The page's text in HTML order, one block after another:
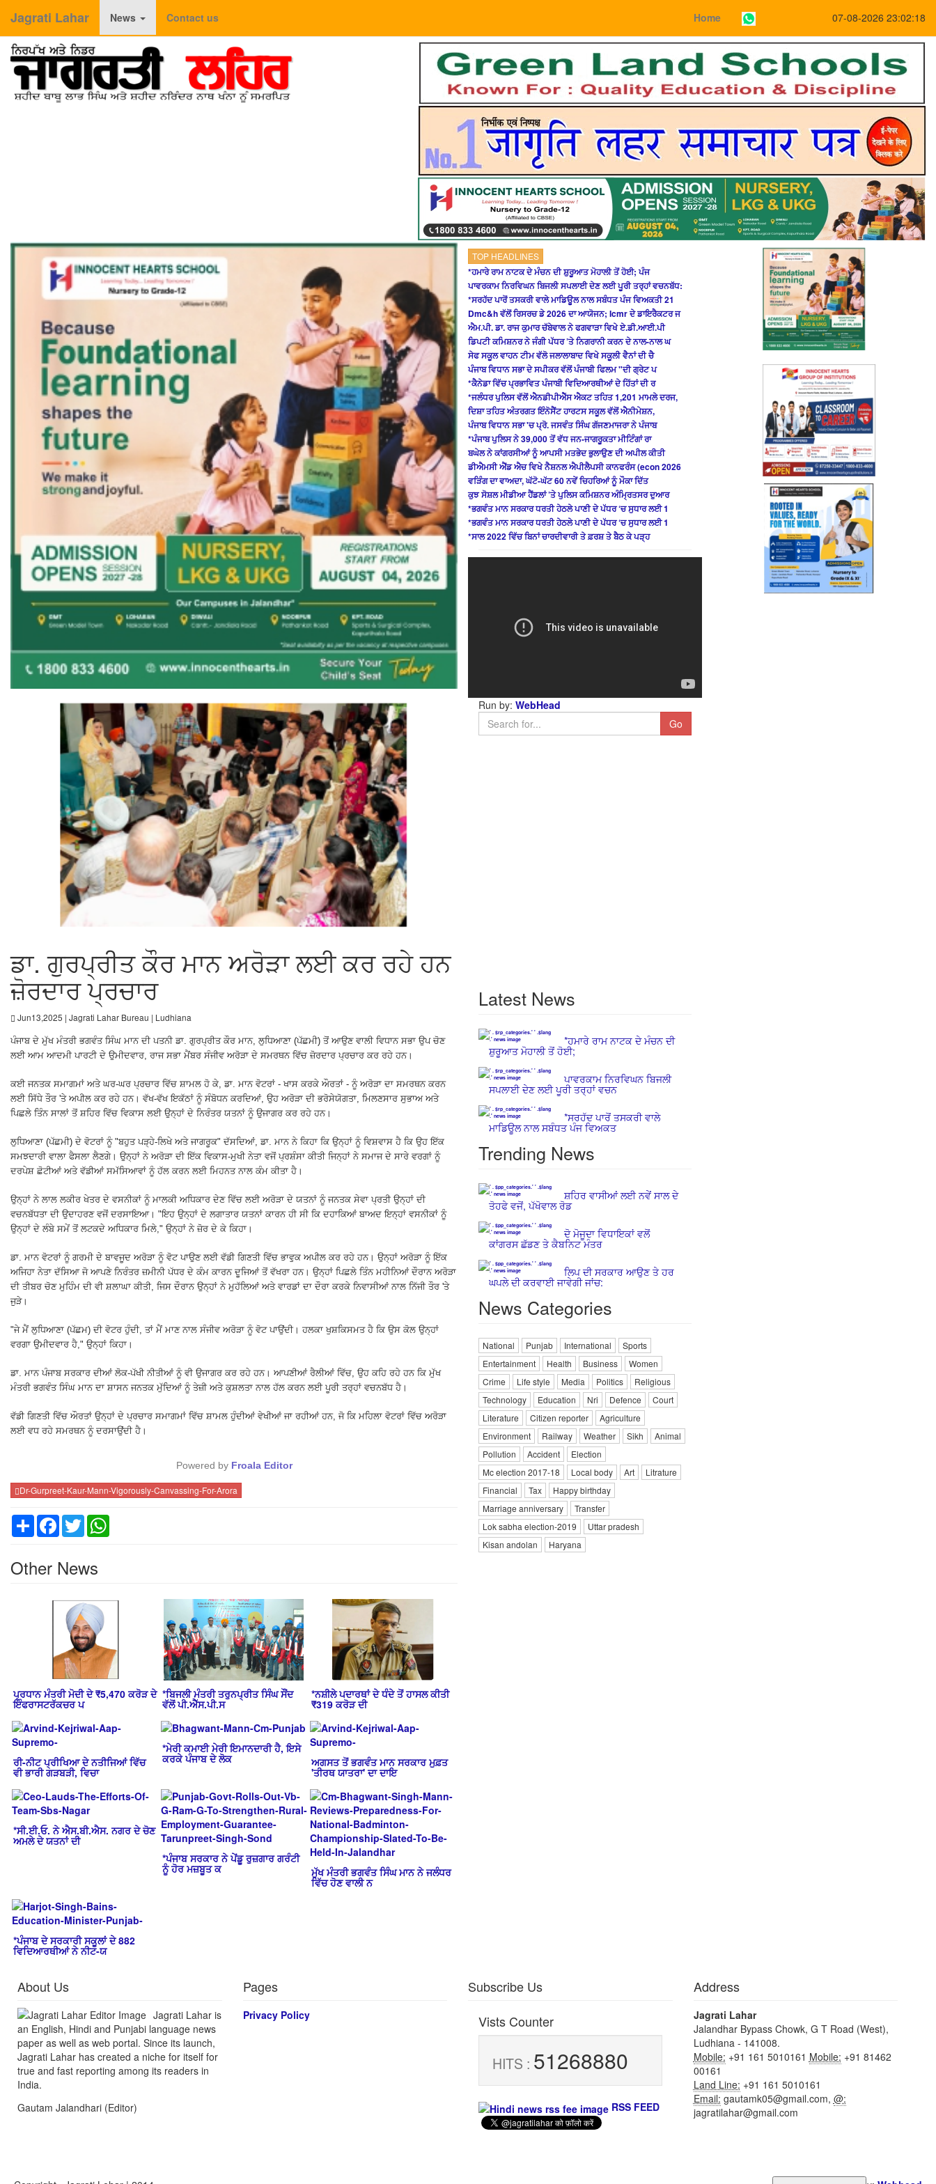
Jagrati Lahar News Contact us Home 07-08-2026 23:02:18
ਡਾ. ਗੁਰਪ੍ਰੀਤ ਕੌਰ ਮਾਨ ਅਰੋੜਾ ਲਈ ਕਰ ਰਹੇ ਹਨ
ਜ਼ੋਰਦਾਰ ਪ੍ਰਚਾਰ
Jun13,2025 | Jagrati Lahar Bureau | Ludhiana
ਪੰਜਾਬ ਦੇ ਮੁੱਖ ਮੰਤਰੀ ਭਗਵੰਤ ਸਿੰਘ ਮਾਨ ਦੀ ਪਤਨੀ ਡਾ. ਗੁਰਪ੍ਰੀਤ ਕੌਰ ਮਾਨ, ਲੁਧਿਆਣਾ (ਪੱਛਮੀ) ਤੋਂ ਆਉਣ ਵਾਲੀ ਵਿਧਾਨ ਸਭਾ ਉਪ ਚੋਣ
ਲਈ ਆਮ ਆਦਮੀ ਪਾਰਟੀ ਦੇ ਉਮੀਦਵਾਰ, ਰਾਜ ਸਭਾ ਮੈਂਬਰ ਸੰਜੀਵ ਅਰੋੜਾ ਦੇ ਸਮਰਥਨ ਵਿੱਚ ਜ਼ੋਰਦਾਰ ਪ੍ਰਚਾਰ ਕਰ ਰਹੇ ਹਨ।
ਕਈ ਜਨਤਕ ਸਮਾਗਮਾਂ ਅਤੇ ਘਰ-ਘਰ ਪ੍ਰਚਾਰ ਵਿੱਚ ਸ਼ਾਮਲ ਹੋ ਕੇ, ਡਾ. ਮਾਨ ਵੋਟਰਾਂ - ਖਾਸ ਕਰਕੇ ਔਰਤਾਂ - ਨੂੰ ਅਰੋੜਾ ਦਾ ਸਮਰਥਨ ਕਰਨ
ਲਈ ਸਿੱਧੇ ਤੌਰ 'ਤੇ ਅਪੀਲ ਕਰ ਰਹੇ ਹਨ। ਵੱਖ-ਵੱਖ ਇਕੱਠਾਂ ਨੂੰ ਸੰਬੋਧਨ ਕਰਦਿਆਂ, ਉਹ ਅਰੋੜਾ ਦੀ ਭਰੋਸੇਯੋਗਤਾ, ਮਿਲਣਸਾਰ ਸੁਭਾਅ ਅਤੇ
ਪਿਛਲੇ ਤਿੰਨ ਸਾਲਾਂ ਤੋਂ ਸ਼ਹਿਰ ਵਿੱਚ ਵਿਕਾਸ ਲਈ ਉਨ੍ਹਾਂ ਦੇ ਨਿਰੰਤਰ ਯਤਨਾਂ ਨੂੰ ਉਜਾਗਰ ਕਰ ਰਹੇ ਹਨ।
ਲੁਧਿਆਣਾ (ਪੱਛਮੀ) ਦੇ ਵੋਟਰਾਂ ਨੂੰ "ਬਹੁਤ ਪੜ੍ਹੇ-ਲਿਖੇ ਅਤੇ ਜਾਗਰੂਕ" ਦੱਸਦਿਆਂ, ਡਾ. ਮਾਨ ਨੇ ਕਿਹਾ ਕਿ ਉਨ੍ਹਾਂ ਨੂੰ ਵਿਸ਼ਵਾਸ ਹੈ ਕਿ ਉਹ ਇੱਕ
ਸਮਝਦਾਰੀ ਵਾਲਾ ਫੈਸਲਾ ਲੈਣਗੇ। ਉਨ੍ਹਾਂ ਨੇ ਅਰੋੜਾ ਦੀ ਇੱਕ ਵਿਕਾਸ-ਮੁਖੀ ਨੇਤਾ ਵਜੋਂ ਪ੍ਰਸ਼ੰਸਾ ਕੀਤੀ ਜਿਨ੍ਹਾਂ ਨੇ ਸਮਾਜ ਦੇ ਸਾਰੇ ਵਰਗਾਂ ਨੂੰ
ਦਰਪੇਸ਼ ਛੋਟੀਆਂ ਅਤੇ ਵੱਡੀਆਂ ਸਮੱਸਿਆਵਾਂ ਨੂੰ ਹੱਲ ਕਰਨ ਲਈ ਮਿਹਨਤ ਨਾਲ ਕੰਮ ਕੀਤਾ ਹੈ।
ਉਨ੍ਹਾਂ ਨੇ ਲਾਲ ਲਕੀਰ ਖੇਤਰ ਦੇ ਵਸਨੀਕਾਂ ਨੂੰ ਮਾਲਕੀ ਅਧਿਕਾਰ ਦੇਣ ਵਿੱਚ ਲਈ ਅਰੋੜਾ ਦੇ ਯਤਨਾਂ ਨੂੰ ਜਨਤਕ ਸੇਵਾ ਪ੍ਰਤੀ ਉਨ੍ਹਾਂ ਦੀ
ਵਚਨਬੱਧਤਾ ਦੀ ਉਦਾਹਰਣ ਵਜੋਂ ਦਰਸਾਇਆ। "ਇਹ ਉਨ੍ਹਾਂ ਦੇ ਲਗਾਤਾਰ ਯਤਨਾਂ ਕਾਰਨ ਹੀ ਸੀ ਕਿ ਦਹਾਕਿਆਂ ਬਾਅਦ ਇਨ੍ਹਾਂ ਵਸਨੀਕਾਂ ਨੂੰ
ਉਨ੍ਹਾਂ ਦੇ ਲੰਬੇ ਸਮੇਂ ਤੋਂ ਲਟਕਦੇ ਅਧਿਕਾਰ ਮਿਲੇ," ਉਨ੍ਹਾਂ ਨੇ ਜ਼ੋਰ ਦੇ ਕੇ ਕਿਹਾ।
ਡਾ. ਮਾਨ ਵੋਟਰਾਂ ਨੂੰ ਗਰਮੀ ਦੇ ਬਾਵਜੂਦ ਅਰੋੜਾ ਨੂੰ ਵੋਟ ਪਾਉਣ ਲਈ ਵੱਡੀ ਗਿਣਤੀ ਵਿੱਚ ਭਾਵੁਕ ਅਪੀਲ ਕਰ ਰਹੇ ਹਨ। ਉਨ੍ਹਾਂ ਅਰੋੜਾ ਨੂੰ ਇੱਕ
ਅਜਿਹਾ ਨੇਤਾ ਦੱਸਿਆ ਜੋ ਆਪਣੇ ਨਿਰੰਤਰ ਜ਼ਮੀਨੀ ਪੱਧਰ ਦੇ ਕੰਮ ਕਾਰਨ ਦੂਜਿਆਂ ਤੋਂ ਵੱਖਰਾ ਹਨ। ਉਨ੍ਹਾਂ ਪਿਛਲੇ ਤਿੰਨ ਮਹੀਨਿਆਂ ਦੌਰਾਨ ਅਰੋੜਾ
ਦੀ ਤੀਬਰ ਚੋਣ ਮੁਹਿੰਮ ਦੀ ਵੀ ਸ਼ਲਾਘਾ ਕੀਤੀ, ਜਿਸ ਦੌਰਾਨ ਉਨ੍ਹਾਂ ਨੇ ਮੁਹੱਲਿਆਂ ਅਤੇ ਵਾਰਡਾਂ ਦਾ ਦੌਰਾ ਕਰਕੇ ਨਿਵਾਸੀਆਂ ਨਾਲ ਨਿੱਜੀ ਤੌਰ 'ਤੇ
ਜੁੜੇ।
"ਜੇ ਮੈਂ ਲੁਧਿਆਣਾ (ਪੱਛਮ) ਦੀ ਵੋਟਰ ਹੁੰਦੀ, ਤਾਂ ਮੈਂ ਮਾਣ ਨਾਲ ਸੰਜੀਵ ਅਰੋੜਾ ਨੂੰ ਵੋਟ ਪਾਉਂਦੀ। ਹਲਕਾ ਖੁਸ਼ਕਿਸਮਤ ਹੈ ਕਿ ਉਸ ਕੋਲ ਉਨ੍ਹਾਂ
ਵਰਗਾ ਉਮੀਦਵਾਰ ਹੈ," ਉਨ੍ਹਾਂ ਕਿਹਾ।
ਡਾ. ਮਾਨ ਪੰਜਾਬ ਸਰਕਾਰ ਦੀਆਂ ਲੋਕ-ਪੱਖੀ ਨੀਤੀਆਂ ਨੂੰ ਵੀ ਉਜਾਗਰ ਕਰ ਰਹੇ ਹਨ। ਆਪਣੀਆਂ ਰੈਲੀਆਂ ਵਿੱਚ, ਉਹ ਕਹਿ ਰਹੇ ਹਨ ਕਿ ਮੁੱਖ
ਮੰਤਰੀ ਭਗਵੰਤ ਸਿੰਘ ਮਾਨ ਦਾ ਸ਼ਾਸਨ ਜਨਤਕ ਮੁੱਦਿਆਂ ਨੂੰ ਤੇਜ਼ੀ ਅਤੇ ਕੁਸ਼ਲਤਾ ਨਾਲ ਹੱਲ ਕਰਨ ਲਈ ਪੂਰੀ ਤਰ੍ਹਾਂ ਵਚਨਬੱਧ ਹੈ।
ਵੱਡੀ ਗਿਣਤੀ ਵਿੱਚ ਔਰਤਾਂ ਉਨ੍ਹਾਂ ਦੇ ਪ੍ਰਚਾਰ ਸਮਾਗਮਾਂ ਵਿੱਚ ਸ਼ਾਮਲ ਹੁੰਦੀਆਂ ਵੇਖੀਆਂ ਜਾ ਰਹੀਆਂ ਹਨ, ਜੋ ਕਿ ਮਹਿਲਾ ਵੋਟਰਾਂ ਵਿੱਚ ਅਰੋੜਾ
ਲਈ ਵਧ ਰਹੇ ਸਮਰਥਨ ਨੂੰ ਦਰਸਾਉਂਦੀ ਹੈ।
Powered by Froala Editor
Dr-Gurpreet-Kaur-Mann-Vigorously-Canvassing-For-Arora
Share Facebook
Twitter
Other News
ਪ੍ਰਧਾਨ ਮੰਤਰੀ ਮੋਦੀ ਦੇ ₹5,470 ਕਰੋੜ ਦੇ
ਇੰਫਰਾਸਟਰੱਕਚਰ ਪ
*ਬਿਜਲੀ ਮੰਤਰੀ ਤਰੁਨਪ੍ਰੀਤ ਸਿੰਘ ਸੌਂਦ
ਵੱਲੋਂ ਪੀ.ਐੱਸ.ਪੀ.ਸ
*ਨਸ਼ੀਲੇ ਪਦਾਰਥਾਂ ਦੇ ਧੰਦੇ ਤੋਂ ਹਾਸਲ ਕੀਤੀ
₹319 ਕਰੋੜ ਦੀ
ਰੀ-ਨੀਟ ਪ੍ਰੀਖਿਆ ਦੇ ਨਤੀਜਿਆਂ ਵਿੱਚ
ਵੀ ਭਾਰੀ ਗੜਬੜੀ, ਵਿਚਾ
*ਮੇਰੀ ਕਮਾਈ ਮੇਰੀ ਇਮਾਨਦਾਰੀ ਹੈ, ਇਸੇ
ਕਰਕੇ ਪੰਜਾਬ ਦੇ ਲੋਕ ਅਗਸਤ ਤੋਂ ਭਗਵੰਤ ਮਾਨ ਸਰਕਾਰ ਮੁਫ਼ਤ
'ਤੀਰਥ ਯਾਤਰਾ' ਦਾ ਦਾਇ
*ਸੀ.ਈ.ਓ. ਨੇ ਐਸ.ਬੀ.ਐਸ. ਨਗਰ ਦੇ ਚੋਣ
ਅਮਲੇ ਦੇ ਯਤਨਾਂ ਦੀ
*ਪੰਜਾਬ ਸਰਕਾਰ ਨੇ ਪੇਂਡੂ ਰੁਜ਼ਗਾਰ ਗਰੰਟੀ
ਨੂੰ ਹੋਰ ਮਜ਼ਬੂਤ ਕ ਮੁੱਖ ਮੰਤਰੀ ਭਗਵੰਤ ਸਿੰਘ ਮਾਨ ਨੇ ਜਲੰਧਰ
ਵਿੱਚ ਹੋਣ ਵਾਲੀ ਨ
*ਪੰਜਾਬ ਦੇ ਸਰਕਾਰੀ ਸਕੂਲਾਂ ਦੇ 882
ਵਿਦਿਆਰਥੀਆਂ ਨੇ ਨੀਟ-ਯ
TOP HEADLINES
*ਹਮਾਰੇ ਰਾਮ ਨਾਟਕ ਦੇ ਮੰਚਨ ਦੀ ਸ਼ੁਰੂਆਤ ਮੋਹਾਲੀ ਤੋਂ ਹੋਈ; ਪੰਜ
ਪਾਵਰਕਾਮ ਨਿਰਵਿਘਨ ਬਿਜਲੀ ਸਪਲਾਈ ਦੇਣ ਲਈ ਪੂਰੀ ਤਰ੍ਹਾਂ ਵਚਨਬੱਧ:
*ਸਰਹੱਦ ਪਾਰੋਂ ਤਸਕਰੀ ਵਾਲੇ ਮਾਡਿਊਲ ਨਾਲ ਸਬੰਧਤ ਪੰਜ ਵਿਅਕਤੀ 21
Dmc&h ਵੱਲੋਂ ਰਿਸਰਚ ਡੇ 2026 ਦਾ ਆਯੋਜਨ; Icmr ਦੇ ਡਾਇਰੈਕਟਰ ਜ
ਐਮ.ਪੀ. ਡਾ. ਰਾਜ ਕੁਮਾਰ ਚੱਬੇਵਾਲ ਨੇ ਫਗਵਾੜਾ ਵਿਖੇ ਏ.ਡੀ.ਆਈ.ਪੀ
ਡਿਪਟੀ ਕਮਿਸ਼ਨਰ ਨੇ ਜੰਗੀ ਪੱਧਰ ’ਤੇ ਨਿਗਰਾਨੀ ਕਰਨ ਦੇ ਨਾਲ-ਨਾਲ ਘ
ਸੇਫ ਸਕੂਲ ਵਾਹਨ ਟੀਮ ਵੱਲੋ ਜਲਾਲਾਬਾਦ ਵਿਖੇ ਸਕੂਲੀ ਵੈਨਾਂ ਦੀ ਚੈ
ਪੰਜਾਬ ਵਿਧਾਨ ਸਭਾ ਦੇ ਸਪੀਕਰ ਵੱਲੋਂ ਪੰਜਾਬੀ ਫਿਲਮ "ਦੀ ਗ੍ਰੇਟ ਪ
*ਕੈਨੇਡਾ ਵਿੱਚ ਪ੍ਰਭਾਵਿਤ ਪੰਜਾਬੀ ਵਿਦਿਆਰਥੀਆਂ ਦੇ ਹਿੱਤਾਂ ਦੀ ਰ
*ਜਲੰਧਰ ਪੁਲਿਸ ਵੱਲੋਂ ਐਨਡੀਪੀਐੱਸ ਐਕਟ ਤਹਿਤ 1,201 ਮਾਮਲੇ ਦਰਜ,
ਦਿਸ਼ਾ ਤਹਿਤ ਅੰਤਰਗਤ ਇੰਨੋਸੈਂਟ ਹਾਰਟਸ ਸਕੂਲ ਵੱਲੋਂ ਐਨੀਮੇਸ਼ਨ,
ਪੰਜਾਬ ਵਿਧਾਨ ਸਭਾ 'ਚ ਪ੍ਰੋ. ਜਸਵੰਤ ਸਿੰਘ ਗੱਜਣਮਾਜਰਾ ਨੇ ਪੰਜਾਬ
*ਪੰਜਾਬ ਪੁਲਿਸ ਨੇ 39,000 ਤੋਂ ਵੱਧ ਜਨ-ਜਾਗਰੂਕਤਾ ਮੀਟਿੰਗਾਂ ਰਾ
ਬਘੇਲ ਨੇ ਕਾਂਗਰਸੀਆਂ ਨੂੰ ਆਪਸੀ ਮਤਭੇਦ ਭੁਲਾਉਣ ਦੀ ਅਪੀਲ ਕੀਤੀ
ਡੀਐਮਸੀ ਐਂਡ ਐਚ ਵਿਖੇ ਨੈਸ਼ਨਲ ਐਪੀਲੈਪਸੀ ਕਾਨਫਰੰਸ (econ 2026
ਵੜਿੰਗ ਦਾ ਵਾਅਦਾ, ਘੱਟੋ-ਘੱਟ 60 ਨਵੇਂ ਚਿਹਰਿਆਂ ਨੂੰ ਮੌਕਾ ਦਿੱਤ
ਕੁਝ ਸੋਸ਼ਲ ਮੀਡੀਆ ਹੈਂਡਲਾਂ ’ਤੇ ਪੁਲਿਸ ਕਮਿਸ਼ਨਰ ਅੰਮ੍ਰਿਤਸਰ ਦੁਆਰ
*ਭਗਵੰਤ ਮਾਨ ਸਰਕਾਰ ਧਰਤੀ ਹੇਠਲੇ ਪਾਣੀ ਦੇ ਪੱਧਰ ‘ਚ ਸੁਧਾਰ ਲਈ 1
*ਭਗਵੰਤ ਮਾਨ ਸਰਕਾਰ ਧਰਤੀ ਹੇਠਲੇ ਪਾਣੀ ਦੇ ਪੱਧਰ ‘ਚ ਸੁਧਾਰ ਲਈ 1
*ਸਾਲ 2022 ਵਿੱਚ ਬਿਨਾਂ ਚਾਰਦੀਵਾਰੀ ਤੇ ਫ਼ਰਸ਼ ਤੇ ਬੈਠ ਕੇ ਪੜ੍ਹ
Run by: WebHead
Latest News
*ਹਮਾਰੇ ਰਾਮ ਨਾਟਕ ਦੇ ਮੰਚਨ ਦੀ
ਸ਼ੁਰੂਆਤ ਮੋਹਾਲੀ ਤੋਂ ਹੋਈ;
ਪਾਵਰਕਾਮ ਨਿਰਵਿਘਨ ਬਿਜਲੀ
ਸਪਲਾਈ ਦੇਣ ਲਈ ਪੂਰੀ ਤਰ੍ਹਾਂ ਵਚਨ
*ਸਰਹੱਦ ਪਾਰੋਂ ਤਸਕਰੀ ਵਾਲੇ
ਮਾਡਿਊਲ ਨਾਲ ਸਬੰਧਤ ਪੰਜ ਵਿਅਕਤ
Trending News
ਸ਼ਹਿਰ ਵਾਸੀਆਂ ਲਈ ਨਵੇਂ ਸਾਲ ਦੇ
ਤੋਹਫੇ ਵਜੋਂ, ਪੱਖੋਵਾਲ ਰੋਡ
ਦੋ ਮੋਜੂਦਾ ਵਿਧਾਇਕਾਂ ਵਲੋਂ
ਕਾਂਗਰਸ ਛੱਡਣ ਤੇ ਕੈਬਨਿਟ ਮੰਤਰ
ਲਿਪ ਦੀ ਸਰਕਾਰ ਆਉਣ ਤੇ ਹਰ
ਘਪਲੇ ਦੀ ਕਰਵਾਈ ਜਾਵੇਗੀ ਜਾਂਚ:
News Categories
National Punjab International
Sports
Entertainment
Health Business
Women
Crime
Life style Media Politics
Religious
Technology
Education Nri Defence
Court
Literature
Citizen reporter
Agriculture
Environment
Railway Weather Sikh
Animal
Pollution
Accident
Election
Mc election 2017-18
Local body Art
Litrature
Financial
Tax
Happy birthday
Marriage anniversary
Transfer
Lok sabha election-2019
Uttar pradesh
Kisan andolan
Haryana
About Us
Jagrati Lahar is
an English, Hindi and Punjabi language news
paper as well as web portal. Since its launch,
Jagrati Lahar has created a niche for itself for
true and fast reporting among its readers in
India.
Gautam Jalandhari (Editor)
Pages
Privacy Policy
Subscribe Us
Vists Counter
HITS : 51268880
RSS FEED
Address
Jagrati Lahar
Jalandhar Bypass Chowk, G T Road (West),
Ludhiana - 141008.
Mobile: +91 161 5010161 Mobile: +91 81462
00161
Land Line: +91 161 5010161
Email: gautamk05@gmail.com, @:
jagratilahar@gmail.com